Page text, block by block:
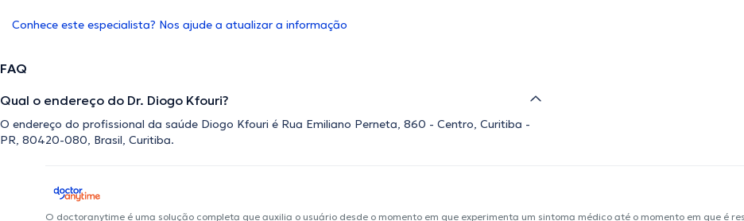
Conhece este especialista? Nos ajude a atualizar a informação
FAQ
Qual o endereço do Dr. Diogo Kfouri?
O endereço do profissional da saúde Diogo Kfouri é Rua Emiliano Perneta, 860 - Centro, Curitiba -
PR, 80420-080, Brasil, Curitiba.
O doctoranytime é uma solução completa que auxilia o usuário desde o momento em que experimenta um sintoma médico até o momento em que é